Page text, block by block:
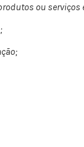
ou serviços